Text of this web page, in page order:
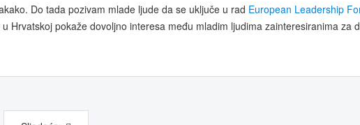
Do tada pozivam mlade ljude da se uključe u rad European Leadership
Hrvatskoj pokaže dovoljno interesa među mladim ljudima zainteresiranima